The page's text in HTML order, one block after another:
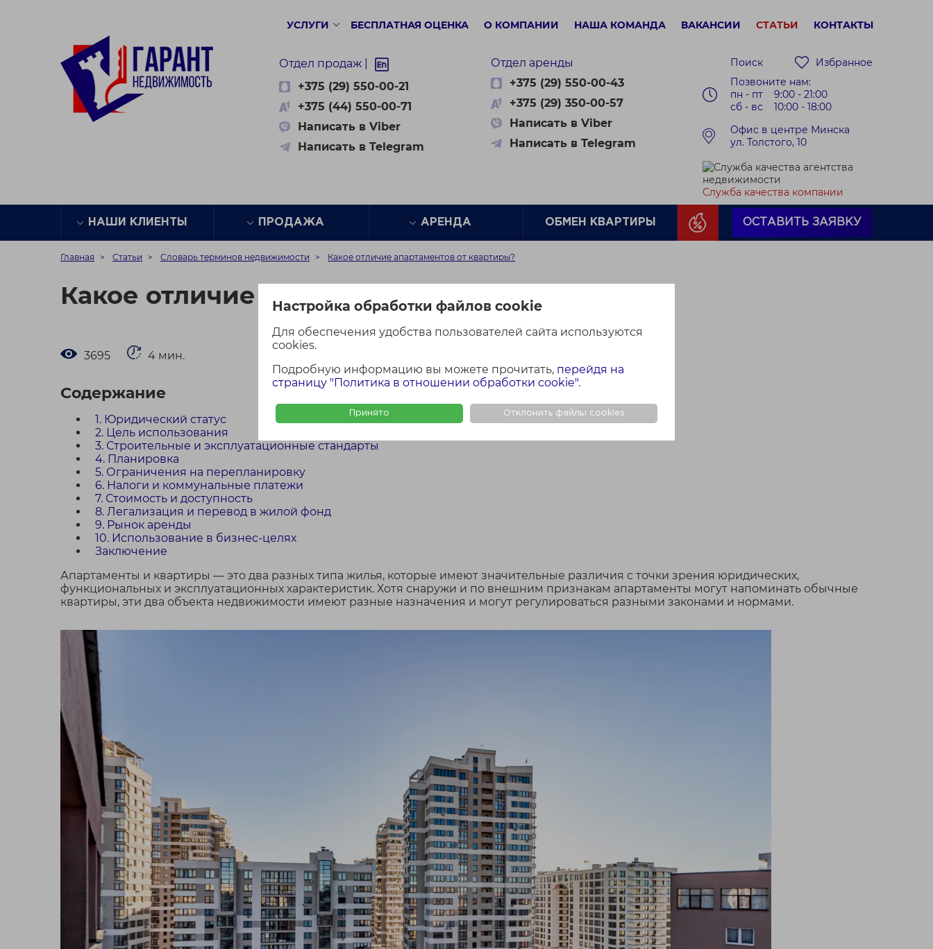
Настройка обработки файлов cookie
Для обеспечения удобства пользователей сайта используются
cookies.
Подробную информацию вы можете прочитать, перейдя на
страницу "Политика в отношении обработки cookie".
Принято Отклонить файлы cookies
УСЛУГИ БЕСПЛАТНАЯ ОЦЕНКА О КОМПАНИИ НАША КОМАНДА ВАКАНСИИ СТАТЬИ КОНТАКТЫ
Отдел продаж |
+375 (29) 550-00-21
+375 (44) 550-00-71
Написать в Viber
Написать в Telegram
Отдел аренды
+375 (29) 550-00-43
+375 (29) 350-00-57
Написать в Viber
Написать в Telegram
Поиск
Избранное
Позвоните нам:
пн - пт 9:00 - 21:00
сб - вс 10:00 - 18:00
Офис в центре Минска
ул. Толстого, 10
Служба качества компании
НАШИ КЛИЕНТЫ ПРОДАЖА АРЕНДА ОБМЕН КВАРТИРЫ ОСТАВИТЬ ЗАЯВКУ
Главная Статьи Словарь терминов недвижимости Какое отличие апартаментов от квартиры?
Какое отличие апартаментов от квартиры?
3695 4 мин.
Содержание
1. Юридический статус
2. Цель использования
3. Строительные и эксплуатационные стандарты
4. Планировка
5. Ограничения на перепланировку
6. Налоги и коммунальные платежи
7. Стоимость и доступность
8. Легализация и перевод в жилой фонд
9. Рынок аренды
10. Использование в бизнес-целях
Заключение
Апартаменты и квартиры — это два разных типа жилья, которые имеют значительные различия с точки зрения юридических,
функциональных и эксплуатационных характеристик. Хотя снаружи и по внешним признакам апартаменты могут напоминать обычные
квартиры, эти два объекта недвижимости имеют разные назначения и могут регулироваться разными законами и нормами.